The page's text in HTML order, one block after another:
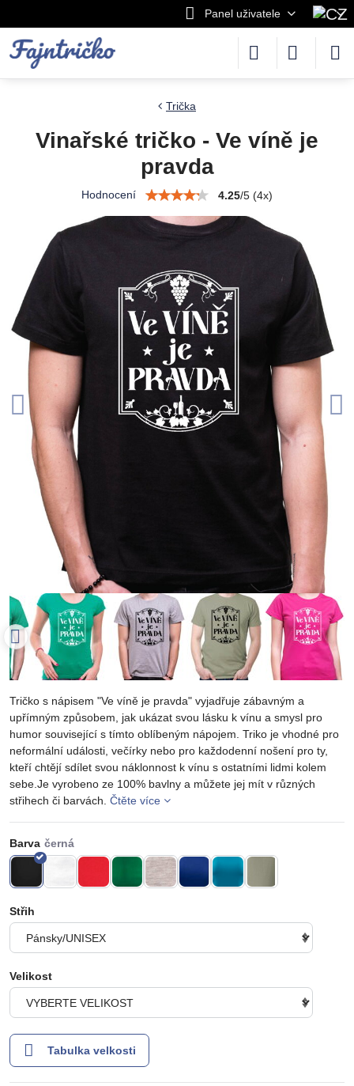
Panel uživatele
Trička
Vinařské tričko - Ve víně je
pravda
Hodnocení 4.25/5 (4x)
Tričko s nápisem "Ve víně je pravda" vyjadřuje zábavným a
upřímným způsobem, jak ukázat svou lásku k vínu a smysl pro
humor související s tímto oblíbeným nápojem. Triko je vhodné pro
neformální události, večírky nebo pro každodenní nošení pro ty,
kteří chtějí sdílet svou náklonnost k vínu s ostatními lidmi kolem
sebe.Je vyrobeno ze 100% bavlny a můžete jej mít v různých
střihech či barvách. Čtěte více
Barva
Střih
Velikost
Tabulka velkosti